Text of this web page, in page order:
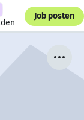
Job posten